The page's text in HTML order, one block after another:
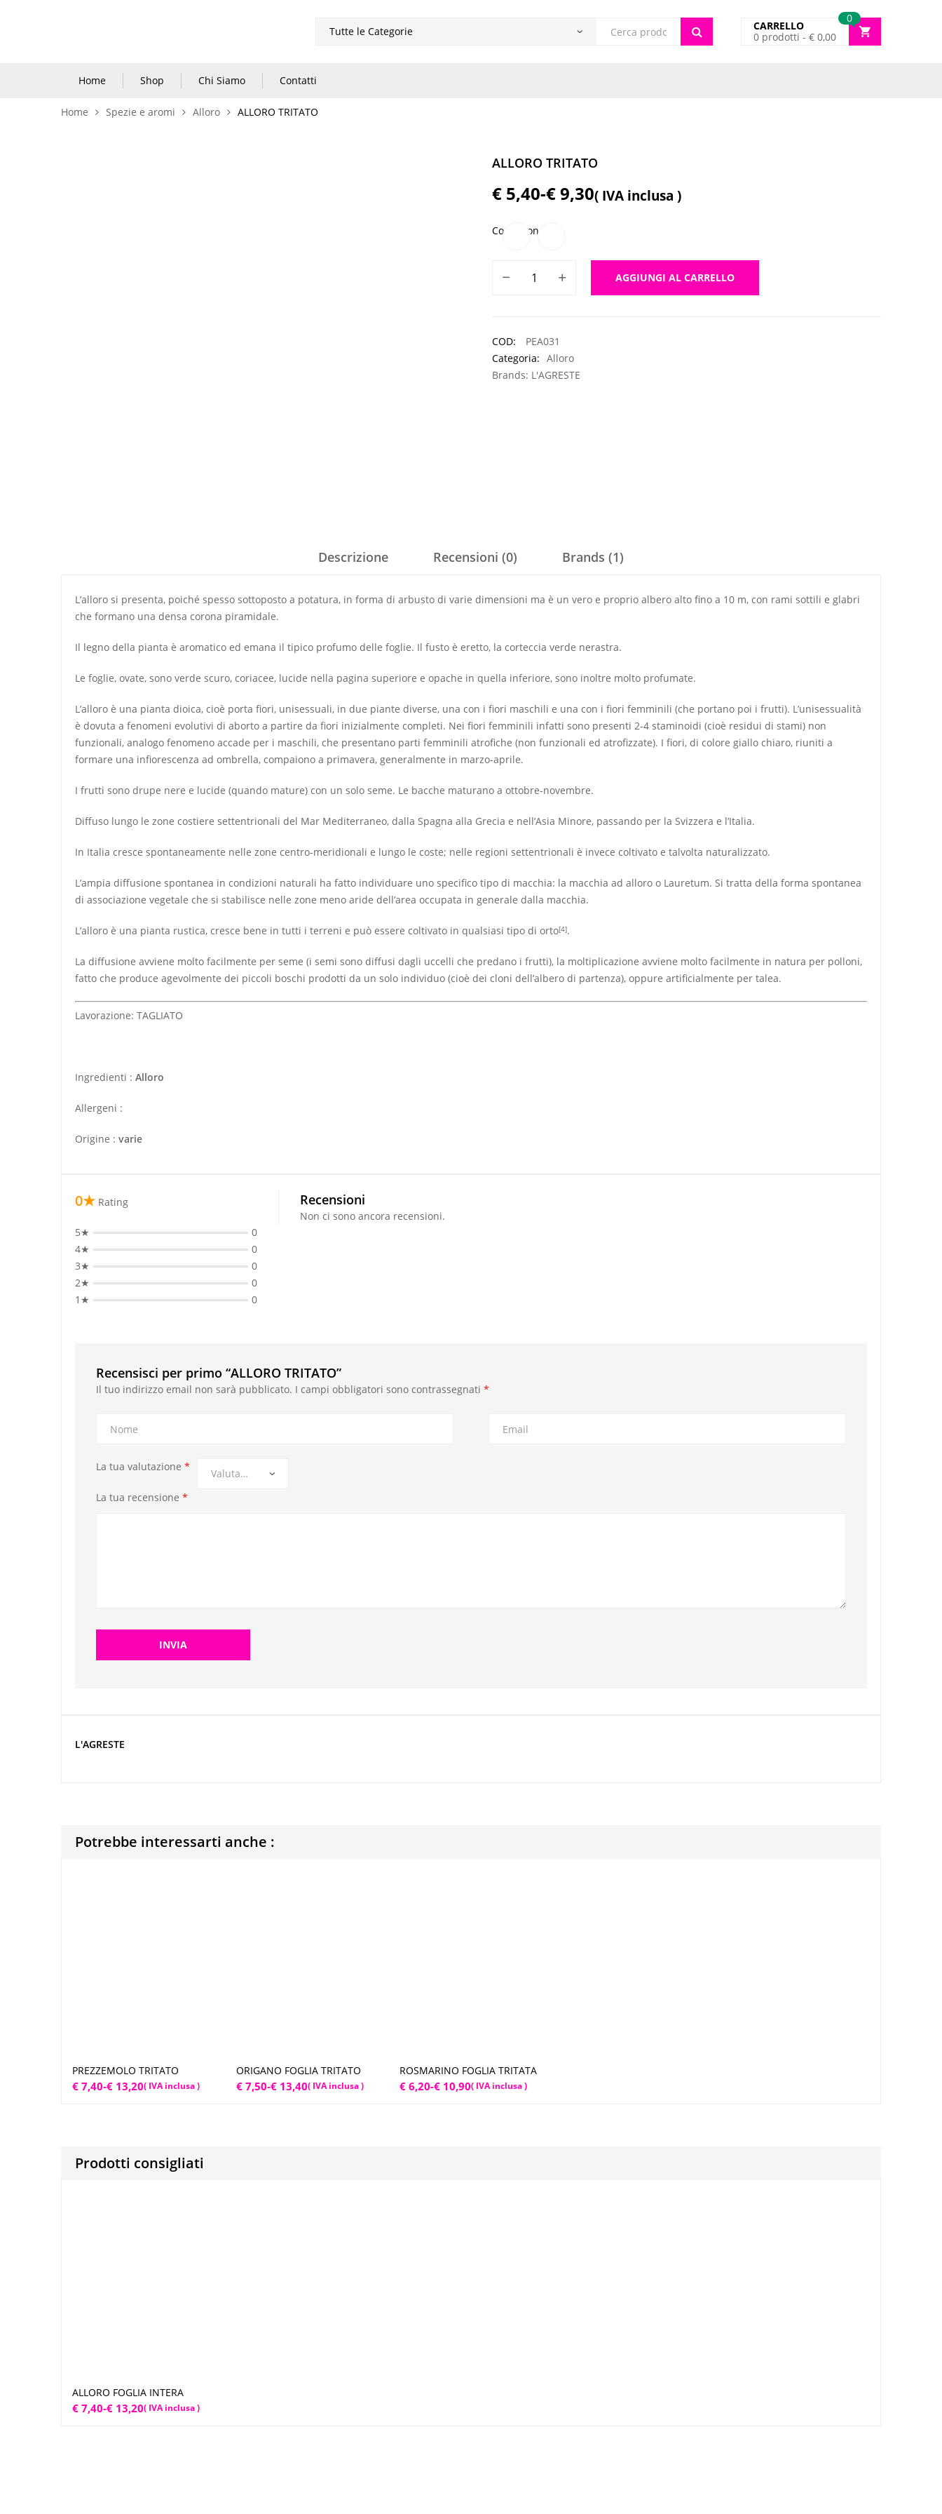
Products
0
CARRELLO
0 prodotti - € 0,00
Home Shop Chi Siamo Contatti
Home Spezie e aromi Alloro ALLORO TRITATO
ALLORO TRITATO
€ 5,40-€9,30
di
da
€ 9,30
( IVA inclusa )
Confezione da
AGGIUNGI AL CARRELLO
COD:
PEA031
Categoria: Alloro
Brands: L'AGRESTE
Descrizione Recensioni (0) Brands (1)
L’alloro si presenta, poiché spesso sottoposto a potatura, in forma di arbusto di varie dimensioni ma è un vero e proprio albero alto fino a 10 m, con rami sottili e glabri
che formano una densa corona piramidale.
Il legno della pianta è aromatico ed emana il tipico profumo delle foglie. Il fusto è eretto, la corteccia verde nerastra.
Le foglie, ovate, sono verde scuro, coriacee, lucide nella pagina superiore e opache in quella inferiore, sono inoltre molto profumate.
L’alloro è una pianta dioica, cioè porta fiori, unisessuali, in due piante diverse, una con i fiori maschili e una con i fiori femminili (che portano poi i frutti). L’unisessualità
è dovuta a fenomeni evolutivi di aborto a partire da fiori inizialmente completi. Nei fiori femminili infatti sono presenti 2-4 staminoidi (cioè residui di stami) non
funzionali, analogo fenomeno accade per i maschili, che presentano parti femminili atrofiche (non funzionali ed atrofizzate). I fiori, di colore giallo chiaro, riuniti a
formare una infiorescenza ad ombrella, compaiono a primavera, generalmente in marzo-aprile.
I frutti sono drupe nere e lucide (quando mature) con un solo seme. Le bacche maturano a ottobre-novembre.
Diffuso lungo le zone costiere settentrionali del Mar Mediterraneo, dalla Spagna alla Grecia e nell’Asia Minore, passando per la Svizzera e l’Italia.
In Italia cresce spontaneamente nelle zone centro-meridionali e lungo le coste; nelle regioni settentrionali è invece coltivato e talvolta naturalizzato.
L’ampia diffusione spontanea in condizioni naturali ha fatto individuare uno specifico tipo di macchia: la macchia ad alloro o Lauretum. Si tratta della forma spontanea
di associazione vegetale che si stabilisce nelle zone meno aride dell’area occupata in generale dalla macchia.
L’alloro è una pianta rustica, cresce bene in tutti i terreni e può essere coltivato in qualsiasi tipo di orto[4].
La diffusione avviene molto facilmente per seme (i semi sono diffusi dagli uccelli che predano i frutti), la moltiplicazione avviene molto facilmente in natura per polloni,
fatto che produce agevolmente dei piccoli boschi prodotti da un solo individuo (cioè dei cloni dell’albero di partenza), oppure artificialmente per talea.
Lavorazione: TAGLIATO
Ingredienti : Alloro
Allergeni :
Origine : varie
0★ Rating
5★
0
4★
0
3★
0
2★
0
1★
0
Recensioni
Non ci sono ancora recensioni.
Recensisci per primo “ALLORO TRITATO”
Il tuo indirizzo email non sarà pubblicato. I campi obbligatori sono contrassegnati *
La tua valutazione *
La tua recensione *
L'AGRESTE
Potrebbe interessarti anche :
Scegli
PREZZEMOLO TRITATO
€ 7,40-€ 13,20
Fascia
a
( IVA inclusa )
Scegli
ORIGANO FOGLIA TRITATO
€7,50-€13,40
Fascia
( IVA inclusa )
Scegli
ROSMARINO FOGLIA TRITATA
€ 6,20-€ 10,90
Fascia
( IVA inclusa )
Prodotti consigliati
Scegli
ALLORO FOGLIA INTERA
€ 7,40-€ 13,20
Fascia
( IVA inclusa )